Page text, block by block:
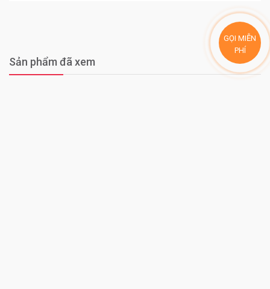
Sản phẩm đã xem
GỌI MIỄN
PHÍ